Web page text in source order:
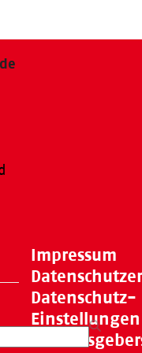
Impressum
Datenschutz-
Einstellungen